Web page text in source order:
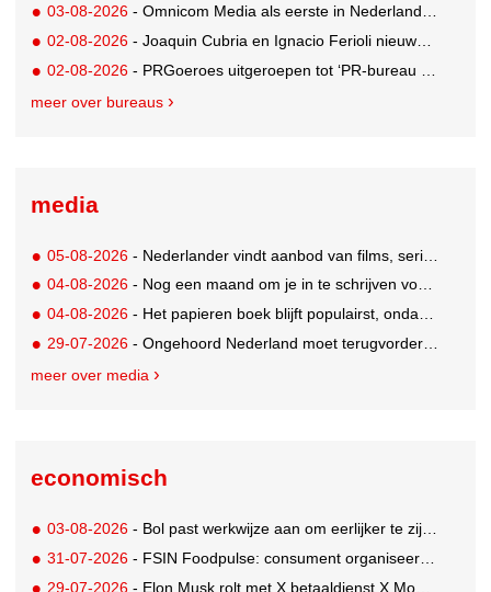
03-08-2026 - Omnicom Media als eerste in Nederland actief met advertenties in ChatGPT
02-08-2026 - Joaquin Cubria en Ignacio Ferioli nieuwe Global CCO’s GUT, Renata Neumann Global Head of Production
02-08-2026 - PRGoeroes uitgeroepen tot ‘PR-bureau van het jaar 2026’
meer over bureaus
media
05-08-2026 - Nederlander vindt aanbod van films, series en sport vaak versnipperd
04-08-2026 - Nog een maand om je in te schrijven voor de Mercurs 2026
04-08-2026 - Het papieren boek blijft populairst, ondanks digitale alternatieven
29-07-2026 - Ongehoord Nederland moet terugvordering betalen aan Commissariaat voor de Media
meer over media
economisch
03-08-2026 - Bol past werkwijze aan om eerlijker te zijn naar verkopers en consumenten
31-07-2026 - FSIN Foodpulse: consument organiseert eet- en koopgedrag bewuster
29-07-2026 - Elon Musk rolt met X betaaldienst X Money uit in VS: zorgen in Washington